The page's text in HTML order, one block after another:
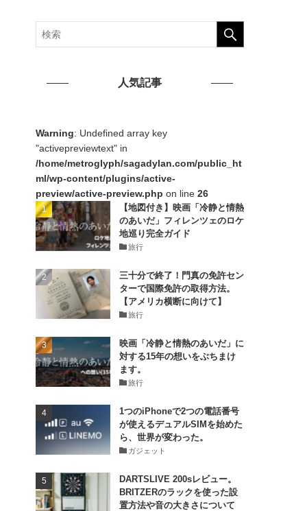
人気記事
Warning: Undefined array key
"activepreviewtext" in
/home/metroglyph/sagadylan.com/public_ht
ml/wp-content/plugins/active-
preview/active-preview.php on line 26
【地図付き】映画「冷静と情熱
のあいだ」フィレンツェのロケ
地巡り完全ガイド
旅行
三十分で終了！門真の免許セン
ターで国際免許の取得方法。
【アメリカ横断に向けて】
旅行
映画「冷静と情熱のあいだ」に
対する15年の想いをぶちまけ
ます。
旅行
1つのiPhoneで2つの電話番号
が使えるデュアルSIMを始めた
ら、世界が変わった。
ガジェット
DARTSLIVE 200sレビュー。
BRITZERのラックを使った設
置方法や音の大きさについて